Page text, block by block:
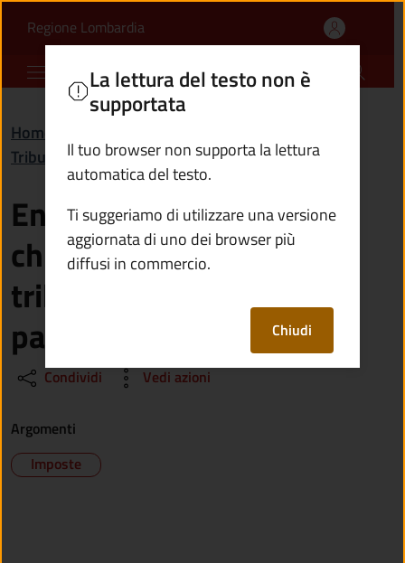
Entro quanti anni
Regione Lombardia(apre in un'altra scheda).
Comune di Bienno
Home
Tributi, finanze e contravvenzioni
Entro quanti anni posso
chiedere il rimborso dei
tributi non dovuti che ho
pagato?
Condividi Vedi azioni
La lettura del testo non è
supportata
Il tuo browser non supporta la lettura
automatica del testo.
Ti suggeriamo di utilizzare una versione
aggiornata di uno dei browser più
diffusi in commercio.
Chiudi
Argomenti
Imposte